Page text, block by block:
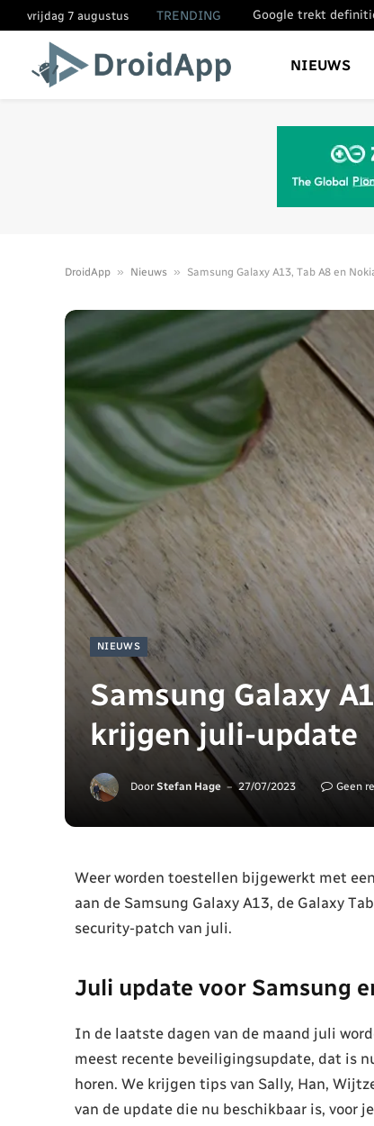
vrijdag 7 augustus TRENDING Google trekt
NIEUWS
DroidApp » Nieuws » Samsung Galaxy A13, Tab A8 en
NIEUWS
Samsung Galaxy
krijgen juli-update
Door Stefan Hage 27/07/2023 Geen
Weer worden toestellen bijgewerkt met
aan de Samsung Galaxy A13, de Galaxy
security-patch van juli.
Juli update voor Samsung
In de laatste dagen van de maand juli
meest recente beveiligingsupdate, dat is
horen. We krijgen tips van Sally, Han,
van de update die nu beschikbaar is, voor